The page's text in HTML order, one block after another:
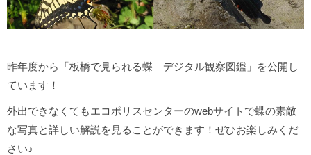
昨年度から「板橋で見られる蝶 デジタル観察図鑑」を公開し
ています！
外出できなくてもエコポリスセンターのwebサイトで蝶の素敵
な写真と詳しい解説を見ることができます！ぜひお楽しみくだ
さい♪